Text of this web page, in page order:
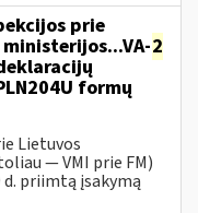
prie
2
formų
Lietuvos
— VMI prie FM)
priimtą įsakymą